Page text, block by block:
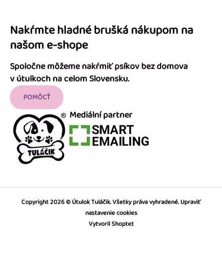
Nakŕmte hladné brušká nákupom na
našom e-shope
Spoločne môžeme nakŕmiť psíkov bez domova
v útulkoch na celom Slovensku.
POMÔCŤ
Mediální partner
Vytvoril Shoptet
Copyright 2026 Útulok Tuláčik. Všetky práva vyhradené.Upraviť
nastavenie cookies